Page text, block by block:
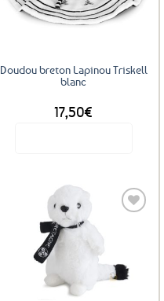
peuvent
sur
favoris
Doudou breton Lapinou Triskell
blanc
17,50€
favoris